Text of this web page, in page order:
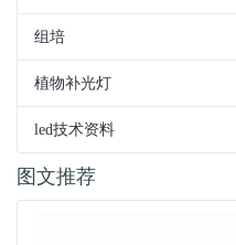
组培
植物补光灯
led技术资料
图文推荐